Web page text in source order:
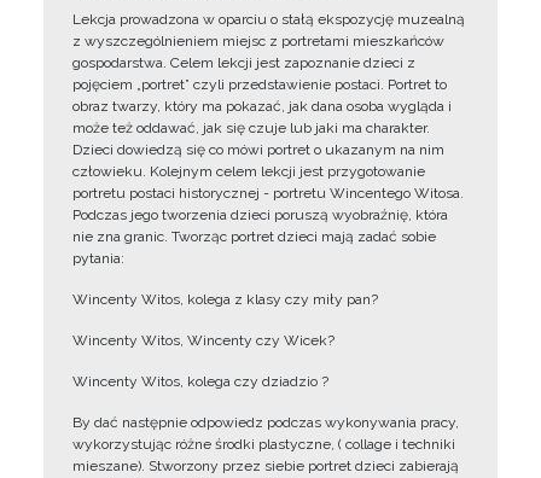
Lekcja prowadzona w oparciu o stałą ekspozycję muzealną
z wyszczególnieniem miejsc z portretami mieszkańców
gospodarstwa. Celem lekcji jest zapoznanie dzieci z
pojęciem „portret” czyli przedstawienie postaci. Portret to
obraz twarzy, który ma pokazać, jak dana osoba wygląda i
może też oddawać, jak się czuje lub jaki ma charakter.
Dzieci dowiedzą się co mówi portret o ukazanym na nim
człowieku. Kolejnym celem lekcji jest przygotowanie
portretu postaci historycznej - portretu Wincentego Witosa.
Podczas jego tworzenia dzieci poruszą wyobraźnię, która
nie zna granic. Tworząc portret dzieci mają zadać sobie
pytania:
Wincenty Witos, kolega z klasy czy miły pan?
Wincenty Witos, Wincenty czy Wicek?
Wincenty Witos, kolega czy dziadzio ?
By dać następnie odpowiedz podczas wykonywania pracy,
wykorzystując różne środki plastyczne, ( collage i techniki
mieszane). Stworzony przez siebie portret dzieci zabierają